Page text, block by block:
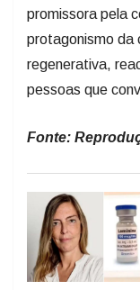
promissora pela
protagonismo da
regenerativa,
pessoas que
Fonte: